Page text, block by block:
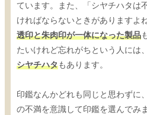
ています。また、「シヤチハタは
ければならないときがありますよ
透印と朱肉印が一体になった製品
たいけれど忘れがちという人には、
シヤチハタもあります。
印鑑なんかどれも同じと思わずに
の不満を意識して印鑑を選んでみ